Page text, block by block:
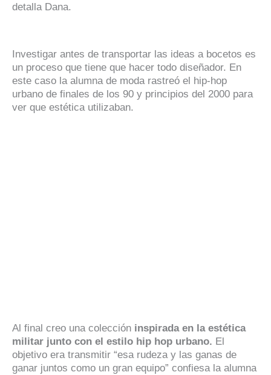
detalla Dana.
Investigar antes de transportar las ideas a bocetos es
un proceso que tiene que hacer todo diseñador. En
este caso la alumna de moda rastreó el hip-hop
urbano de finales de los 90 y principios del 2000 para
ver que estética utilizaban.
Al final creo una colección inspirada en la estética
militar junto con el estilo hip hop urbano. El
objetivo era transmitir “esa rudeza y las ganas de
ganar juntos como un gran equipo” confiesa la alumna